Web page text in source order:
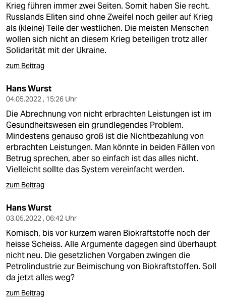
Krieg führen immer zwei Seiten. Somit haben Sie recht.
Russlands Eliten sind ohne Zweifel noch geiler auf Krieg
als (kleine) Teile der westlichen. Die meisten Menschen
wollen sich nicht an diesem Krieg beteiligen trotz aller
Solidarität mit der Ukraine.
zum Beitrag
Hans Wurst
04.05.2022 , 15:26 Uhr
Die Abrechnung von nicht erbrachten Leistungen ist im
Gesundheitswesen ein grundlegendes Problem.
Mindestens genauso groß ist die Nichtbezahlung von
erbrachten Leistungen. Man könnte in beiden Fällen von
Betrug sprechen, aber so einfach ist das alles nicht.
Vielleicht sollte das System vereinfacht werden.
zum Beitrag
Hans Wurst
03.05.2022 , 06:42 Uhr
Komisch, bis vor kurzem waren Biokraftstoffe noch der
heisse Scheiss. Alle Argumente dagegen sind überhaupt
nicht neu. Die gesetzlichen Vorgaben zwingen die
Petrolindustrie zur Beimischung von Biokraftstoffen. Soll
da jetzt alles weg?
zum Beitrag